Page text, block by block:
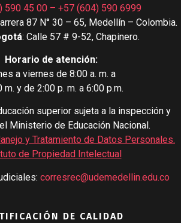
590 45 00– +57 (604) 590 6999
87 N° 30 – 65, Medellín – Colombia.
: Calle 57 # 9-52, Chapinero.
Horario de atención:
a viernes de 8:00 a. m. a
m. y de 2:00 p. m. a 6:00 p.m.
superior sujeta a la inspección y
Ministerio de Educación Nacional.
y Tratamiento de Datos Personales.
de Propiedad Intelectual
corresrec@udemedellin.edu.co
DE CALIDAD